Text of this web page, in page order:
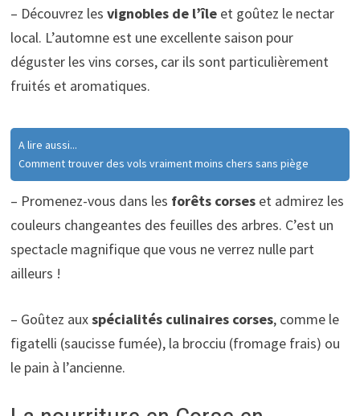
– Découvrez les vignobles de l’îleet goûtez le nectar
local. L’automne est une excellente saison pour
déguster les vins corses, car ils sont particulièrement
fruités et aromatiques.
A lire aussi...
Comment trouver des vols vraiment moins chers sans piège
– Promenez-vous dans les forêts corseset admirez les
couleurs changeantes des feuilles des arbres. C’est un
spectacle magnifique que vous ne verrez nulle part
ailleurs !
– Goûtez auxspécialités culinaires corses, comme le
figatelli (saucisse fumée), la brocciu (fromage frais) ou
le pain à l’ancienne.